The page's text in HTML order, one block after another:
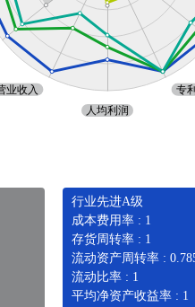
行业先进A级
成本费用率 : 1
存货周转率 : 1
流动资产周转率 :
流动比率 : 1
平均净资产收益率 : 1